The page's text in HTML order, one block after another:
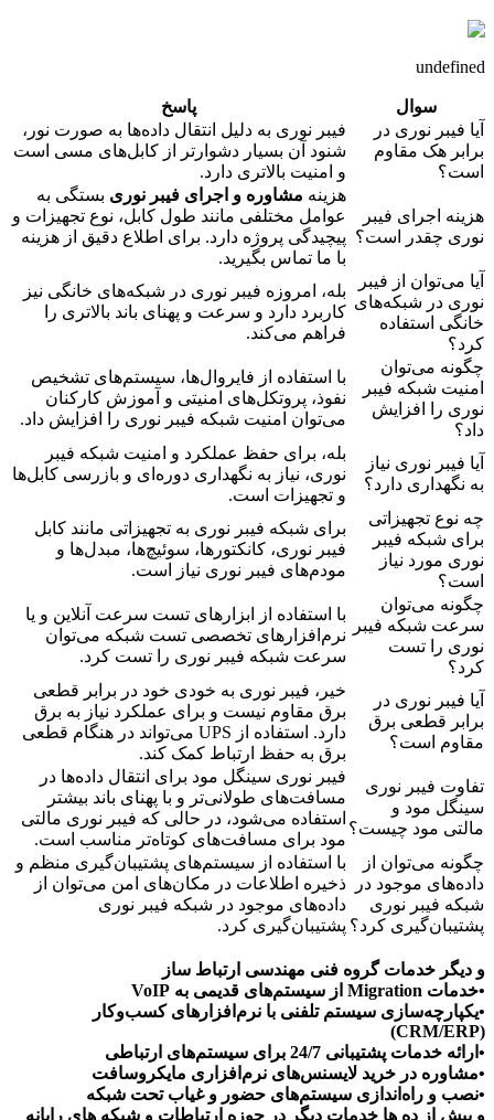
undefined
سوال
پاسخ
آیا فیبر نوری در
برابر هک مقاوم
است؟
فیبر نوری به دلیل انتقال داده‌ها به صورت نور،
شنود آن بسیار دشوارتر از کابل‌های مسی است
و امنیت بالاتری دارد.
هزینه اجرای فیبر
نوری چقدر است؟
هزینه مشاوره و اجرای فیبر نوری بستگی به
عوامل مختلفی مانند طول کابل، نوع تجهیزات و
پیچیدگی پروژه دارد. برای اطلاع دقیق از هزینه
با ما تماس بگیرید.
آیا می‌توان از فیبر
نوری در شبکه‌های
خانگی استفاده
کرد؟
بله، امروزه فیبر نوری در شبکه‌های خانگی نیز
کاربرد دارد و سرعت و پهنای باند بالاتری را
فراهم می‌کند.
چگونه می‌توان
امنیت شبکه فیبر
نوری را افزایش
داد؟
با استفاده از فایروال‌ها، سیستم‌های تشخیص
نفوذ، پروتکل‌های امنیتی و آموزش کارکنان
می‌توان امنیت شبکه فیبر نوری را افزایش داد.
آیا فیبر نوری نیاز
به نگهداری دارد؟
بله، برای حفظ عملکرد و امنیت شبکه فیبر
نوری، نیاز به نگهداری دوره‌ای و بازرسی کابل‌ها
و تجهیزات است.
چه نوع تجهیزاتی
برای شبکه فیبر
نوری مورد نیاز
است؟
برای شبکه فیبر نوری به تجهیزاتی مانند کابل
فیبر نوری، کانکتورها، سوئیچ‌ها، مبدل‌ها و
مودم‌های فیبر نوری نیاز است.
چگونه می‌توان
سرعت شبکه فیبر
نوری را تست
کرد؟
با استفاده از ابزارهای تست سرعت آنلاین و یا
نرم‌افزارهای تخصصی تست شبکه می‌توان
سرعت شبکه فیبر نوری را تست کرد.
آیا فیبر نوری در
برابر قطعی برق
مقاوم است؟
خیر، فیبر نوری به خودی خود در برابر قطعی
برق مقاوم نیست و برای عملکرد نیاز به برق
دارد. استفاده از UPS می‌تواند در هنگام قطعی
برق به حفظ ارتباط کمک کند.
تفاوت فیبر نوری
سینگل مود و
مالتی مود چیست؟
فیبر نوری سینگل مود برای انتقال داده‌ها در
مسافت‌های طولانی‌تر و با پهنای باند بیشتر
استفاده می‌شود، در حالی که فیبر نوری مالتی
مود برای مسافت‌های کوتاه‌تر مناسب است.
چگونه می‌توان از
داده‌های موجود در
شبکه فیبر نوری
پشتیبان‌گیری کرد؟
با استفاده از سیستم‌های پشتیبان‌گیری منظم و
ذخیره اطلاعات در مکان‌های امن می‌توان از
داده‌های موجود در شبکه فیبر نوری
پشتیبان‌گیری کرد.
و دیگر خدمات گروه فنی مهندسی ارتباط ساز
•خدمات Migration از سیستم‌های قدیمی به VoIP
•یکپارچه‌سازی سیستم تلفنی با نرم‌افزارهای کسب‌وکار
(CRM/ERP)
•ارائه خدمات پشتیبانی 24/7 برای سیستم‌های ارتباطی
•مشاوره در خرید لایسنس‌های نرم‌افزاری مایکروسافت
•نصب و راه‌اندازی سیستم‌های حضور و غیاب تحت شبکه
و بیش از ده ها خدمات دیگر در حوزه ارتباطات و شبکه های رایانه